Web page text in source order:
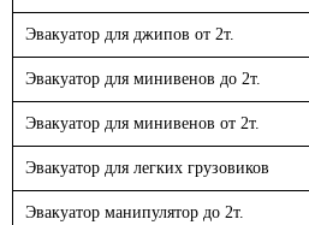
Эвакуатор для джипов от 2т.
Эвакуатор для минивенов до 2т.
Эвакуатор для минивенов от 2т.
Эвакуатор для легких грузовиков
Эвакуатор манипулятор до 2т.